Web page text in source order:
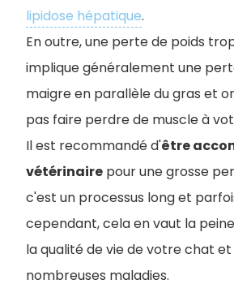
lipidose hépatique.
En outre, une perte de poids
implique généralement une
maigre en parallèle du gras et
pas faire perdre de muscle à
Il est recommandé d'être
vétérinaire pour une grosse
c'est un processus long et
cependant, cela en vaut la
la qualité de vie de votre chat
nombreuses maladies.